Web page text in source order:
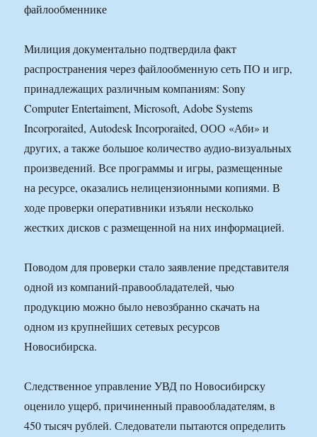
Милиция документально подтвердила факт
распространения через файлообменную сеть ПО и игр,
принадлежащих различным компаниям: Sony
Computer Entertaiment, Microsoft, Adobe Systems
Incorporaited, Autodesk Incorporaited, ООО «Аби» и
других, а также большое количество аудио-визуальных
произведений. Все программы и игры, размещенные
на ресурсе, оказались нелицензионными копиями. В
ходе проверки оперативники изъяли несколько
жестких дисков с размещенной на них информацией.
Поводом для проверки стало заявление представителя
одной из компаний-правообладателей, чью
продукцию можно было невозбранно скачать на
одном из крупнейших сетевых ресурсов
Новосибирска.
Следственное управление УВД по Новосибирску
оценило ущерб, причиненный правообладателям, в
450 тысяч рублей. Следователи пытаются определить